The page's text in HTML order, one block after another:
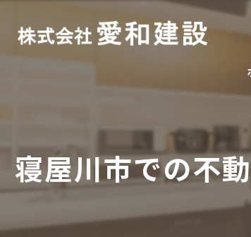
寝屋川市での不